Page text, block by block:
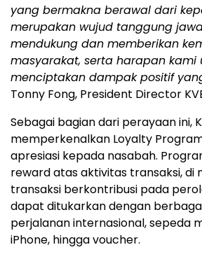
yang bermakna berawal dari
merupakan wujud tanggung
mendukung dan memberikan
masyarakat, serta harapan kami
menciptakan dampak positif
Tonny Fong, President Director
Sebagai bagian dari perayaan ini,
memperkenalkan Loyalty
apresiasi kepada nasabah.
reward atas aktivitas transaksi, di
transaksi berkontribusi pada
dapat ditukarkan dengan
perjalanan internasional, sepeda
iPhone, hingga voucher.